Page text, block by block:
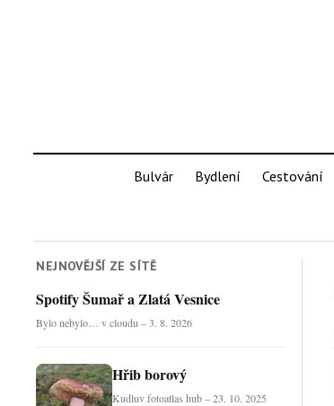
Bulvár Bydlení Cestování
NEJNOVĚJŠÍ ZE SÍTĚ
Spotify Šumař a Zlatá Vesnice
Bylo nebylo… v cloudu – 3. 8. 2026
Hřib borový
Kudluv fotoatlas hub – 23. 10. 2025